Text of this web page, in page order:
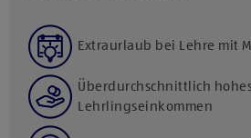
Extraurlaub bei Lehre mit
Überdurchschnittlich
Lehrlingseinkommen